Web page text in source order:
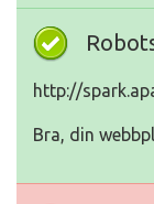
http://
Bra, din